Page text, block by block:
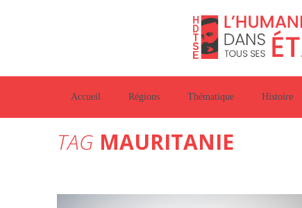
Accueil Régions Thématique Histoire
TAG MAURITANIE